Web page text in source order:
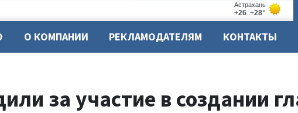
О КОМПАНИИ РЕКЛАМОДАТЕЛЯМ КОНТАКТЫ
за участие в создании